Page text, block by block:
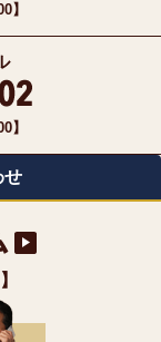
】
】
せ